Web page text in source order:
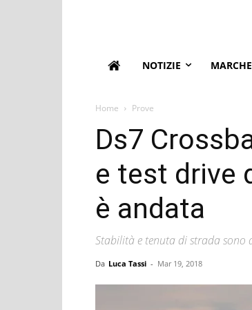
NOTIZIE MARCHE
Home Prove
Ds7
e test drive
è andata
Stabilità e tenuta di strada sono
Da Luca Tassi - Mar 19, 2018